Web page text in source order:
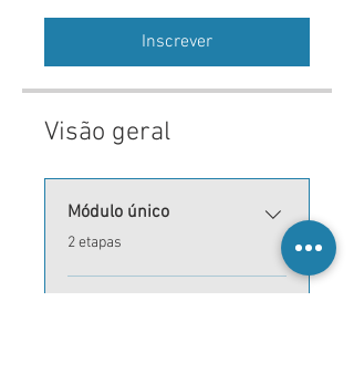
Inscrever
Visão geral
Módulo único
.2 etapas